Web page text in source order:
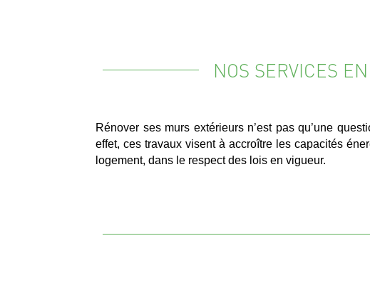
NOS SERVICES
Rénover ses murs extérieurs n’est pas qu’une
effet, ces travaux visent à accroître les capacités
logement, dans le respect des lois en vigueur.